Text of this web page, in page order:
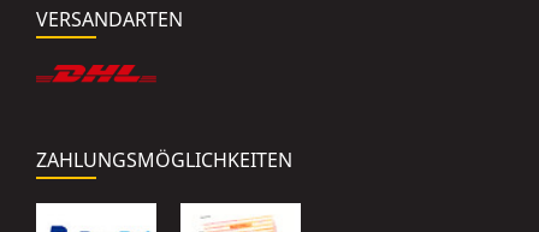
VERSANDARTEN
ZAHLUNGSMÖGLICHKEITEN